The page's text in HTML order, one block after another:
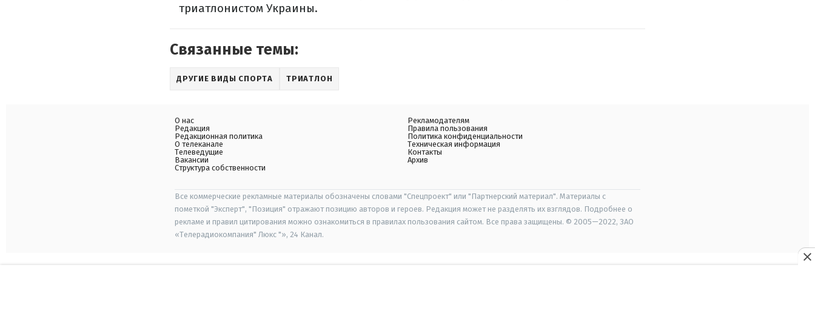
триатлонистом Украины.
Связанные темы:
ДРУГИЕ ВИДЫ СПОРТА ТРИАТЛОН
О нас
Редакция
Редакционная политика
О телеканале
Телеведущие
Вакансии
Структура собственности
Рекламодателям
Правила пользования
Политика конфиденциальности
Техническая информация
Контакты
Архив
Все коммерческие рекламные материалы обозначены словами "Спецпроект" или "Партнерский материал". Материалы с
пометкой "Эксперт", "Позиция" отражают позицию авторов и героев. Редакция может не разделять их взглядов. Подробнее о
рекламе и правил цитирования можно ознакомиться в правилах пользования сайтом. Все права защищены. © 2005—2022, ЗАО
«Телерадиокомпания" Люкс "», 24 Канал.